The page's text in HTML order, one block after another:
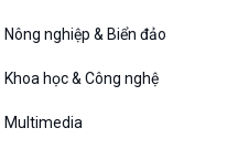
Nông nghiệp & Biển đảo
Khoa học & Công nghệ
Multimedia